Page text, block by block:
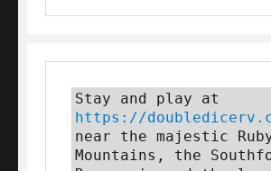
https://
near the majestic
Mountains, the